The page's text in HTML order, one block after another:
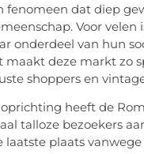
fenomeen dat diep
Voor velen
onderdeel van hun
maakt deze markt zo
shoppers en
oprichting heeft de
talloze bezoekers
laatste plaats